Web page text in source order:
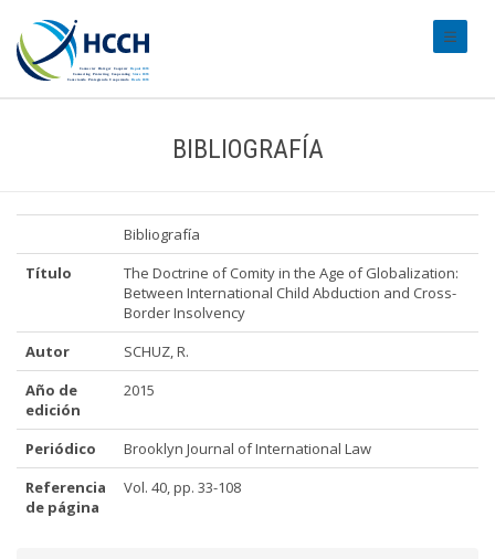
BIBLIOGRAFÍA
Bibliografía
Título
The Doctrine of Comity in the Age of Globalization:
Between International Child Abduction and Cross-
Border Insolvency
Autor
SCHUZ, R.
Año de
edición
2015
Periódico
Brooklyn Journal of International Law
Referencia
de página
Vol. 40, pp. 33-108